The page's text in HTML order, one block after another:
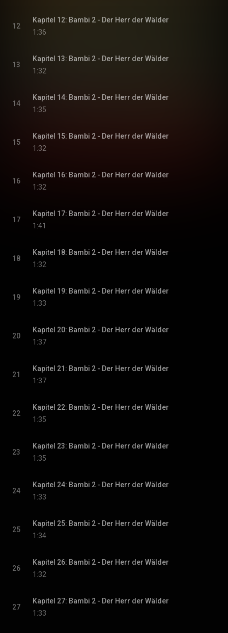
12
Kapitel 12: Bambi 2 - Der Herr der Wälder
1:36
13
Kapitel 13: Bambi 2 - Der Herr der Wälder
1:32
14
Kapitel 14: Bambi 2 - Der Herr der Wälder
1:35
15
Kapitel 15: Bambi 2 - Der Herr der Wälder
1:32
16
Kapitel 16: Bambi 2 - Der Herr der Wälder
1:32
17
Kapitel 17: Bambi 2 - Der Herr der Wälder
1:41
18
Kapitel 18: Bambi 2 - Der Herr der Wälder
1:32
19
Kapitel 19: Bambi 2 - Der Herr der Wälder
1:33
20
Kapitel 20: Bambi 2 - Der Herr der Wälder
1:37
21
Kapitel 21: Bambi 2 - Der Herr der Wälder
1:37
22
Kapitel 22: Bambi 2 - Der Herr der Wälder
1:35
23
Kapitel 23: Bambi 2 - Der Herr der Wälder
1:35
24
Kapitel 24: Bambi 2 - Der Herr der Wälder
1:33
25
Kapitel 25: Bambi 2 - Der Herr der Wälder
1:34
26
Kapitel 26: Bambi 2 - Der Herr der Wälder
1:32
27
Kapitel 27: Bambi 2 - Der Herr der Wälder
1:33